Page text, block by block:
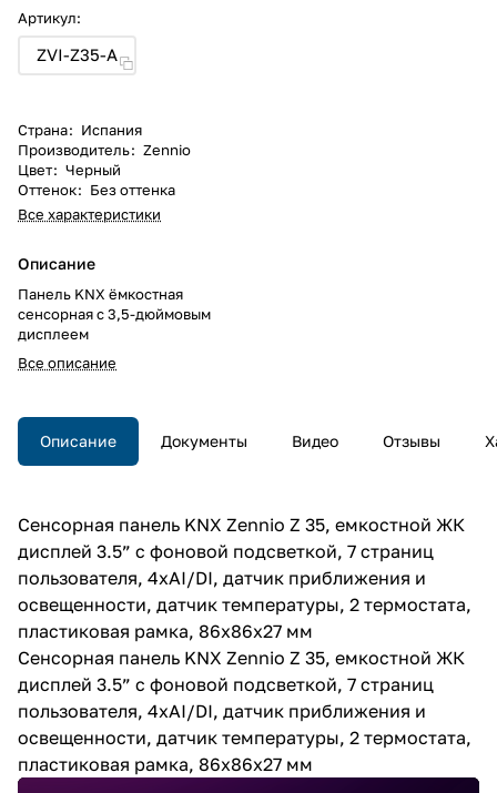
Артикул:
ZVI-Z35-A
Страна: Испания
Производитель: Zennio
Цвет: Черный
Оттенок: Без оттенка
Все характеристики
Описание
Панель KNX ёмкостная
сенсорная с 3,5-дюймовым
дисплеем
Все описание
Описание Документы Видео Отзывы
Сенсорная панель KNX Zennio Z 35, емкостной ЖК
дисплей 3.5” с фоновой подсветкой, 7 страниц
пользователя, 4хAI/DI, датчик приближения и
освещенности, датчик температуры, 2 термостата,
пластиковая рамка, 86х86х27 мм
Сенсорная панель KNX Zennio Z 35, емкостной ЖК
дисплей 3.5” с фоновой подсветкой, 7 страниц
пользователя, 4хAI/DI, датчик приближения и
освещенности, датчик температуры, 2 термостата,
пластиковая рамка, 86х86х27 мм